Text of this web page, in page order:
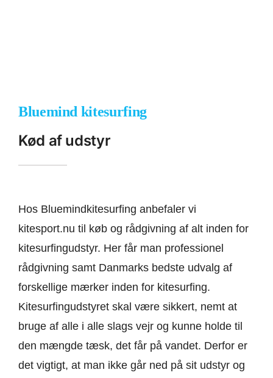
Bluemind kitesurfing
Kød af udstyr
Hos Bluemindkitesurfing anbefaler vi
kitesport.nu til køb og rådgivning af alt inden for
kitesurfingudstyr. Her får man professionel
rådgivning samt Danmarks bedste udvalg af
forskellige mærker inden for kitesurfing.
Kitesurfingudstyret skal være sikkert, nemt at
bruge af alle i alle slags vejr og kunne holde til
den mængde tæsk, det får på vandet. Derfor er
det vigtigt, at man ikke går ned på sit udstyr og